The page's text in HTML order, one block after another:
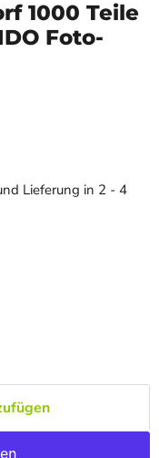
1000 Teile
Foto-
Lieferung in 2 - 4